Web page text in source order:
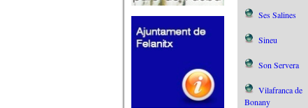
Ses Salines
Sineu
Son Servera
Vilafranca de
Bonany